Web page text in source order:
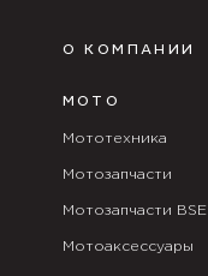
О КОМПАНИИ
МОТО
Мототехника
Мотозапчасти
Мотозапчасти BSE
Мотоаксессуары